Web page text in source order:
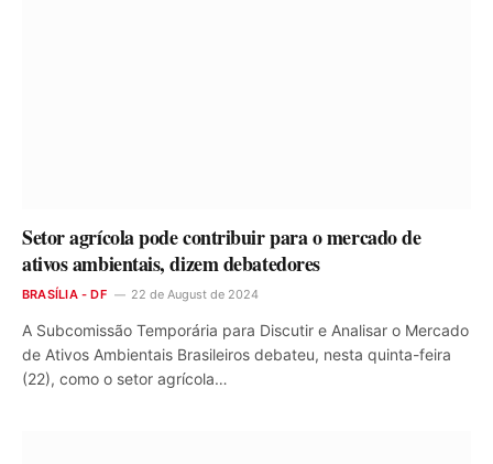
Setor agrícola pode contribuir para o mercado de
ativos ambientais, dizem debatedores
BRASÍLIA - DF 22 de August de 2024
A Subcomissão Temporária para Discutir e Analisar o Mercado
de Ativos Ambientais Brasileiros debateu, nesta quinta-feira
(22), como o setor agrícola…